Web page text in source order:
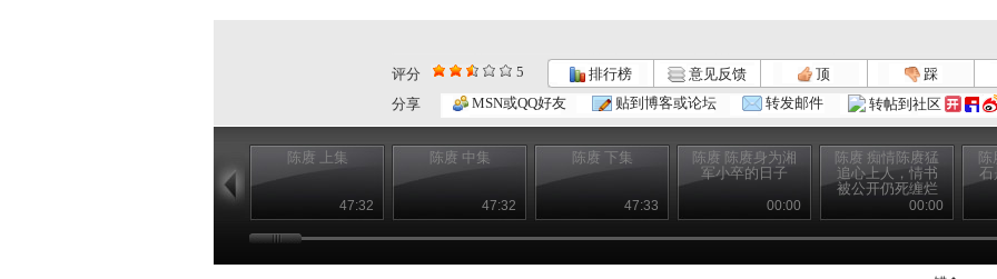
评分 5 排行榜 意见反馈 顶
踩
分享
MSN或QQ好友 贴到博客或论坛 转发邮件 转帖到社区
陈赓 上集
47:32
陈赓 中集
47:32
陈赓 下集
47:33
陈赓 陈赓身为湘
军小卒的日子
00:00
陈赓 痴情陈赓猛
追心上人，情书
被公开仍死缠烂
00:00
陈
石